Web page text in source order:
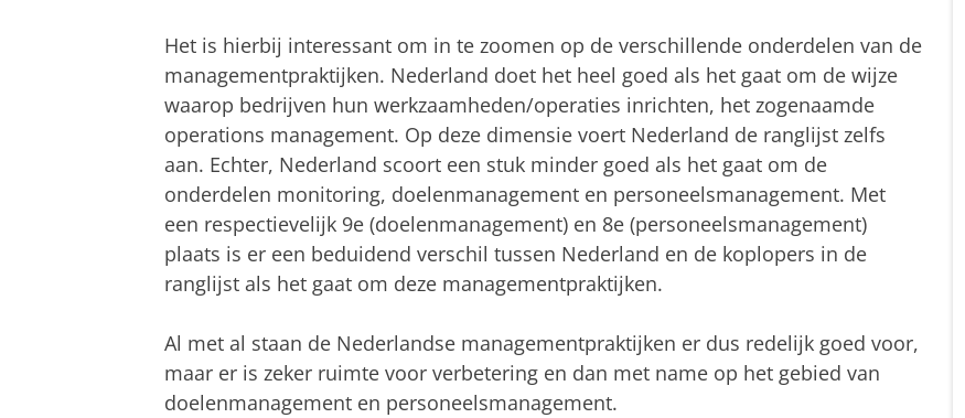
Het is hierbij interessant om in te zoomen op de verschillende onderdelen van de
managementpraktijken. Nederland doet het heel goed als het gaat om de wijze
waarop bedrijven hun werkzaamheden/operaties inrichten, het zogenaamde
operations management. Op deze dimensie voert Nederland de ranglijst zelfs
aan. Echter, Nederland scoort een stuk minder goed als het gaat om de
onderdelen monitoring, doelenmanagement en personeelsmanagement. Met
een respectievelijk 9e (doelenmanagement) en 8e (personeelsmanagement)
plaats is er een beduidend verschil tussen Nederland en de koplopers in de
ranglijst als het gaat om deze managementpraktijken.
Al met al staan de Nederlandse managementpraktijken er dus redelijk goed voor,
maar er is zeker ruimte voor verbetering en dan met name op het gebied van
doelenmanagement en personeelsmanagement.